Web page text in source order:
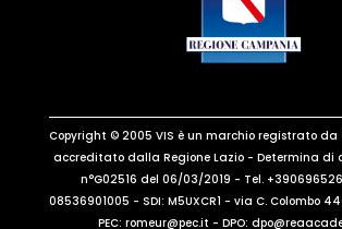
Copyright © 2005 VIS è un marchio registrato da
accreditato dalla Regione Lazio - Determina di
n°G02516 del 06/03/2019 - Tel.
08536901005 - SDI: M5UXCR1 - via C. Colombo
PEC: romeur@pec.it - DPO: